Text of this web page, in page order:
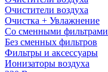
Очистители воздуха
Очистка + Увлажнение
Cо сменными фильтрами
Без сменных фильтров
Фильтры и аксессуары
Ионизаторы воздуха